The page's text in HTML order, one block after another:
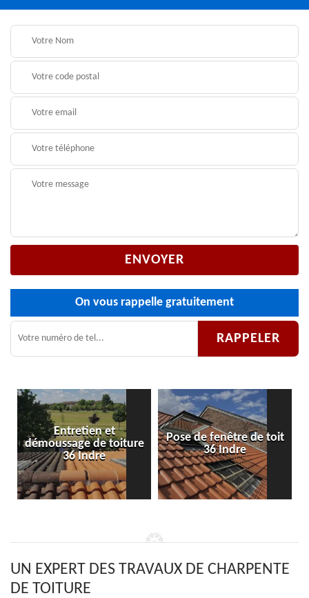
On vous rappelle gratuitement
Entretien et
démoussage de toiture
36 Indre
Pose de fenêtre de toit
36 Indre
UN EXPERT DES TRAVAUX DE CHARPENTE
DE TOITURE